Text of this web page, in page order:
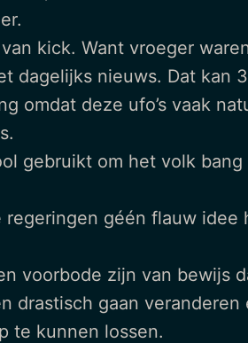
kick. Want vroeger
dagelijks nieuws. Dat kan
omdat deze ufo’s vaak
gebruikt om het volk
géén flauw
voorbode zijn van bewijs
drastisch gaan
te kunnen lossen.